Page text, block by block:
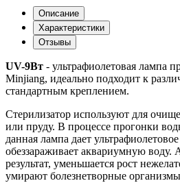
Описание
Характеристики
Отзывы
UV-9Вт - ультрафиолетовая лампа
Minjiang, идеально подходит к
стандартным креплением.
Стерилизатор используют для
или пруду. В процессе прогонки
данная лампа дает
обеззараживает аквариумную воду.
результат, уменьшается рост
умирают болезнетворные